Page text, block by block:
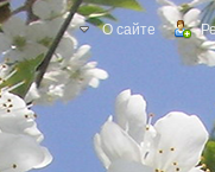
О сайте